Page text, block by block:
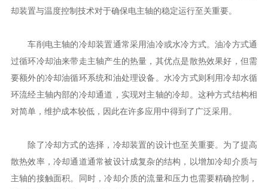
却装置与温度控制技术对于确保电主轴的稳定运行至关重要。
车削电主轴的冷却装置通常采用油冷或水冷方式。油冷方式通
过循环冷却油来带走主轴产生的热量，其优点是散热效果好，但需
要额外的冷却油循环系统和油处理设备。水冷方式则利用冷却水循
环流经主轴内部的冷却通道，实现对主轴的冷却。这种方式结构相
对简单，维护成本较低，因此在许多应用中得到了广泛采用。
除了冷却方式的选择，冷却装置的设计也至关重要。为了提高
散热效率，冷却通道通常被设计成复杂的结构，以增加冷却介质与
主轴的接触面积。同时，冷却介质的流量和压力也需要精确控制，